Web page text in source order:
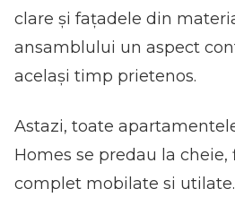
clare și fațadele din
ansamblului un aspect
același timp prietenos.
Astazi, toate
Homes se predau la
complet mobilate si utilate.